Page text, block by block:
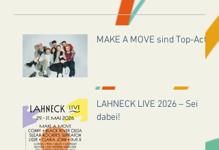
MAKE A MOVE sind Top-Act!
LAHNECK LIVE 2026 – Sei
dabei!